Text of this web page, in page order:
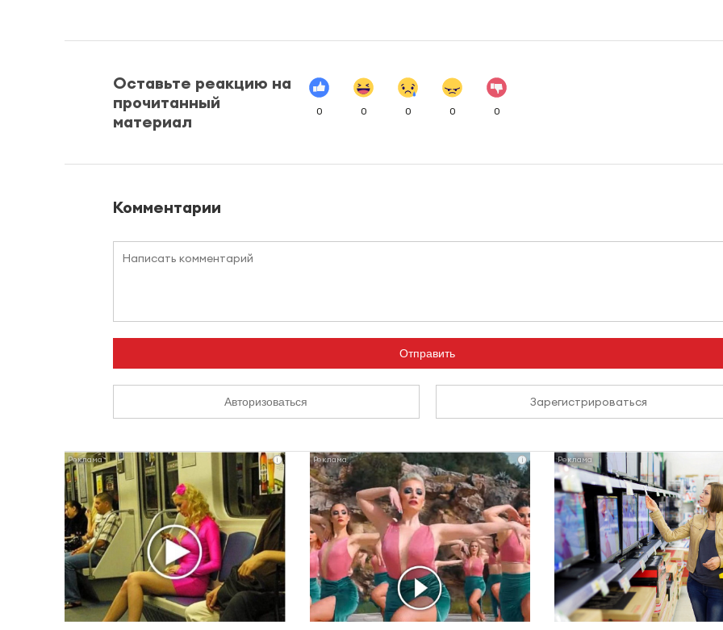
Оставьте реакцию на
прочитанный
материал
0 0 0 0 0
Комментарии
Отправить
Авторизоваться Зарегистрироваться
i i